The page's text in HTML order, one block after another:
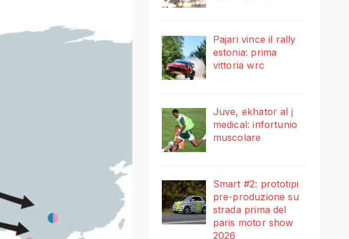
Pajari vince il rally
estonia: prima
vittoria wrc
Juve, ekhator al j
medical: infortunio
muscolare
Smart #2: prototipi
pre-produzione su
strada prima del
paris motor show
2026